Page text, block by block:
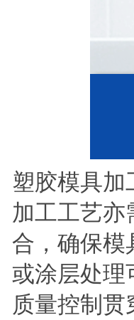
塑胶模具加
加工工艺亦
合，确保模
或涂层处理
质量控制